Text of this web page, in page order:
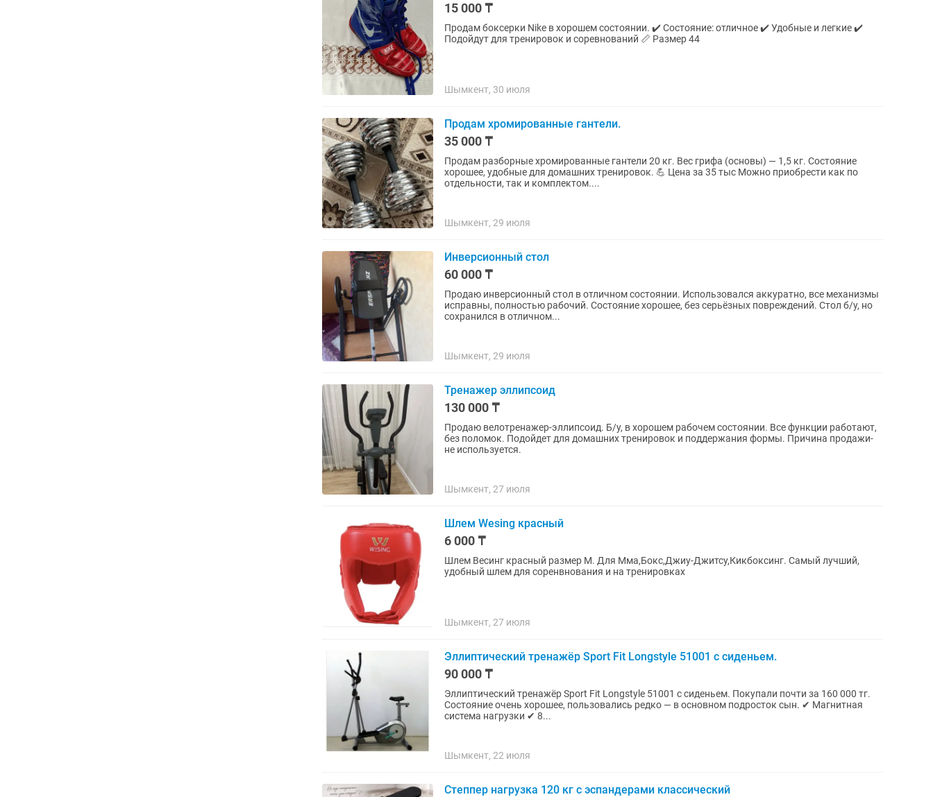
15 000 ₸
Продам боксерки Nike в хорошем состоянии. ✔️ Состояние: отличное ✔️ Удобные и легкие ✔️
Подойдут для тренировок и соревнований 📏 Размер 44
Шымкент, 30 июля
Продам хромированные гантели.
35 000 ₸
Продам разборные хромированные гантели 20 кг. Вес грифа (основы) — 1,5 кг. Состояние
хорошее, удобные для домашних тренировок. 💪 Цена за 35 тыс Можно приобрести как по
отдельности, так и комплектом....
Шымкент, 29 июля
Инверсионный стол
60 000 ₸
Продаю инверсионный стол в отличном состоянии. Использовался аккуратно, все механизмы
исправны, полностью рабочий. Состояние хорошее, без серьёзных повреждений. Стол б/у, но
сохранился в отличном...
Шымкент, 29 июля
Тренажер эллипсоид
130 000 ₸
Продаю велотренажер-эллипсоид. Б/у, в хорошем рабочем состоянии. Все функции работают,
без поломок. Подойдет для домашних тренировок и поддержания формы. Причина продажи-
не используется.
Шымкент, 27 июля
Шлем Wesing красный
6 000 ₸
Шлем Весинг красный размер М. Для Мма,Бокс,Джиу-Джитсу,Кикбоксинг. Самый лучший,
удобный шлем для соренвнования и на тренировках
Шымкент, 27 июля
Эллиптический тренажёр Sport Fit Longstyle 51001 с сиденьем.
90 000 ₸
Эллиптический тренажёр Sport Fit Longstyle 51001 с сиденьем. Покупали почти за 160 000 тг.
Состояние очень хорошее, пользовались редко — в основном подросток сын. ✔ Магнитная
система нагрузки ✔ 8...
Шымкент, 22 июля
Степпер нагрузка 120 кг с эспандерами классический